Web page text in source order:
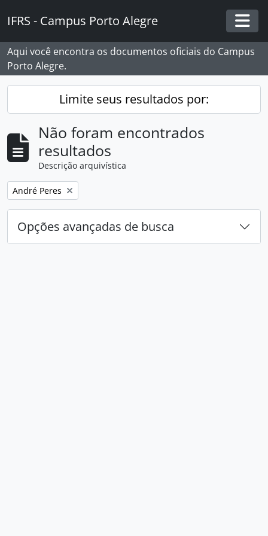
IFRS - Campus Porto Alegre
Aqui você encontra os documentos oficiais do Campus
Porto Alegre.
Limite seus resultados por:
Não foram encontrados
resultados
Descrição arquivística
Remover filtro:
André Peres
Opções avançadas de busca